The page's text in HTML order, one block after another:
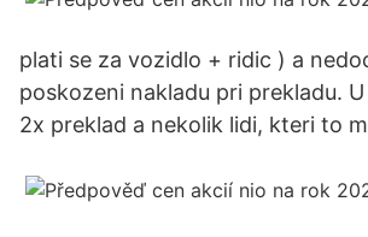
plati se za vozidlo + ridic ) a
poskozeni nakladu pri prekladu.
2x preklad a nekolik lidi, kteri to